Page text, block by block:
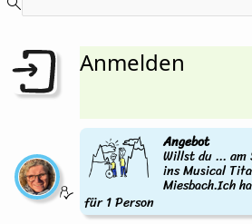
Anmelden
Angebot
Willst du ... am
ins Musical
Miesbach.Ich
für 1 Person